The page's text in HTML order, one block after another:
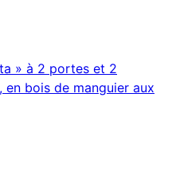
» à 2 portes et 2
bois de manguier aux